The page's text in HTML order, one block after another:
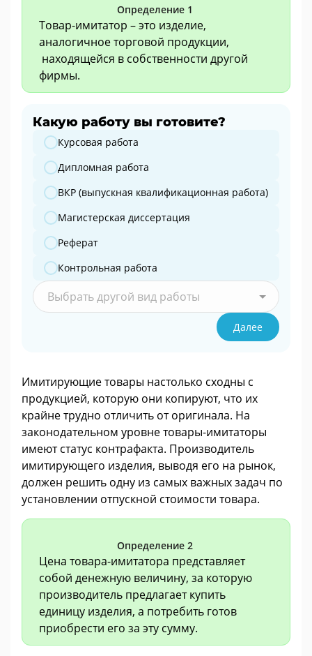
Определение 1
Товар-имитатор – это изделие,
аналогичное торговой продукции,
находящейся в собственности другой
фирмы.
Какую работу вы готовите?
Какую работу вы готовите?
Курсовая работа
Дипломная работа
ВКР (выпускная квалификационная работа)
Магистерская диссертация
Реферат
Контрольная работа
Выбрать другой вид работы
Далее
Имитирующие товары настолько сходны с
продукцией, которую они копируют, что их
крайне трудно отличить от оригинала. На
законодательном уровне товары-имитаторы
имеют статус контрафакта. Производитель
имитирующего изделия, выводя его на рынок,
должен решить одну из самых важных задач по
установлении отпускной стоимости товара.
Определение 2
Цена товара-имитатора представляет
собой денежную величину, за которую
производитель предлагает купить
единицу изделия, а потребить готов
приобрести его за эту сумму.